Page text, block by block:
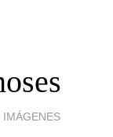
IMÁGENES